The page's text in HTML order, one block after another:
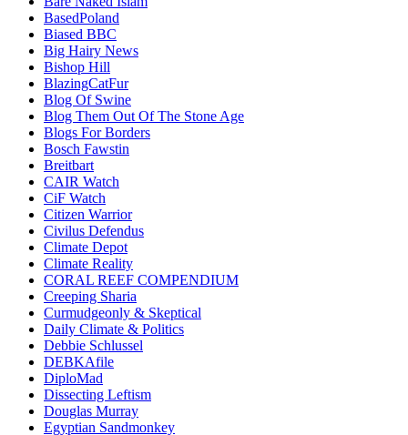
BasedPoland
Biased BBC
Big Hairy News
Bishop Hill
BlazingCatFur
Blog Of Swine
Blog Them Out Of The Stone Age
Blogs For Borders
Bosch Fawstin
Breitbart
CAIR Watch
CiF Watch
Citizen Warrior
Civilus Defendus
Climate Depot
Climate Reality
CORAL REEF COMPENDIUM
Creeping Sharia
Curmudgeonly & Skeptical
Daily Climate & Politics
Debbie Schlussel
DEBKAfile
DiploMad
Dissecting Leftism
Douglas Murray
Egyptian Sandmonkey